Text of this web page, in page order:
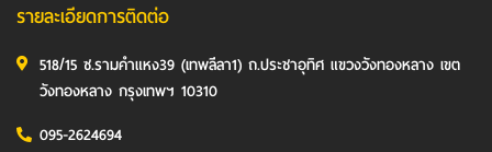
รายละเอียดการติดต่อ
518/15 ซ.รามคำแหง39 (เทพลีลา1) ถ.ประชาอุทิศ แขวงวังทองหลาง เขต
วังทองหลาง กรุงเทพฯ 10310
095-2624694